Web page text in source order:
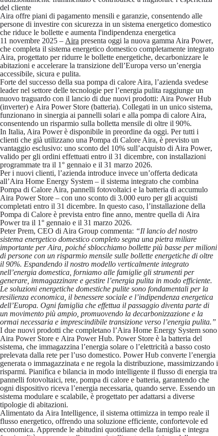
del cliente
Aira offre piani di pagamento mensili e garanzie, consentendo alle
persone di investire con sicurezza in un sistema energetico domestico
che riduce le bollette e aumenta l'indipendenza energetica
11 novembre 2025 – Aira presenta oggi la nuova gamma Aira Power,
che completa il sistema energetico domestico completamente integrato
Aira, progettato per ridurre le bollette energetiche, decarbonizzare le
abitazioni e accelerare la transizione dell’Europa verso un’energia
accessibile, sicura e pulita.
Forte del successo della sua pompa di calore Aira, l’azienda svedese
leader nel settore delle tecnologie per l’energia pulita raggiunge un
nuovo traguardo con il lancio di due nuovi prodotti: Aira Power Hub
(inverter) e Aira Power Store (batteria). Collegati in un unico sistema,
funzionano in sinergia ai pannelli solari e alla pompa di calore Aira,
consentendo un risparmio sulla bolletta mensile di oltre il 90%.
In Italia, Aira Power è disponibile in preordine da oggi. Per tutti i
clienti che già utilizzano una Pompa di Calore Aira, è previsto un
vantaggio esclusivo: uno sconto del 10% sull’acquisto di Aira Power,
valido per gli ordini effettuati entro il 31 dicembre, con installazioni
programmate tra il 1° gennaio e il 31 marzo 2026.
Per i nuovi clienti, l’azienda introduce invece un’offerta dedicata
all’Aira Home Energy System – il sistema integrato che combina
Pompa di Calore Aira, pannelli fotovoltaici e la batteria di accumulo
Aira Power Store – con uno sconto di 3.000 euro per gli acquisti
completati entro il 31 dicembre. In questo caso, l’installazione della
Pompa di Calore è prevista entro fine anno, mentre quella di Aira
Power tra il 1° gennaio e il 31 marzo 2026.
Peter Prem, CEO di Aira Group commenta: “Il lancio del nostro
sistema energetico domestico completo segna una pietra miliare
importante per Aira, poiché sblocchiamo bollette più basse per milioni
di persone con un risparmio mensile sulle bollette energetiche di oltre
il 90%. Espandendo il nostro modello verticalmente integrato
nell’energia domestica, forniamo alle famiglie gli strumenti per
generare, immagazzinare e gestire l’energia pulita in modo efficiente.
Le soluzioni energetiche domestiche pulite sono fondamentali per la
resilienza economica, il benessere sociale e l’indipendenza energetica
dell’Europa. Ogni famiglia che effettua il passaggio diventa parte di
un movimento più ampio, promuovendo la decarbonizzazione e la
ormai necessaria e imprescindibile transizione verso l’energia pulita.”
I due nuovi prodotti che completano l’Aira Home Energy System sono
Aira Power Store e Aira Power Hub. Power Store è la batteria del
sistema, che immagazzina l’energia solare o l’elettricità a basso costo
prelevata dalla rete per l’uso domestico. Power Hub converte l’energia
generata o immagazzinata e ne regola la distribuzione, massimizzando i
risparmi. Pianifica e bilancia in modo intelligente il flusso di energia tra
pannelli fotovoltaici, rete, pompa di calore e batteria, garantendo che
ogni dispositivo riceva l’energia necessaria, quando serve. Essendo un
sistema modulare e scalabile, è progettato per adattarsi a diverse
tipologie di abitazioni.
Alimentato da Aira Intelligence, il sistema ottimizza in tempo reale il
flusso energetico, offrendo una soluzione efficiente, confortevole ed
economica. Apprende le abitudini quotidiane della famiglia e integra